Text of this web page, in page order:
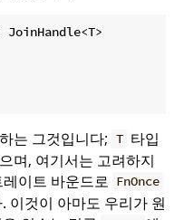
는 그것입니다; T 타입
며, 여기서는 고려하지
레이트 바운드로 FnOnce
이것이 아마도 우리가 원